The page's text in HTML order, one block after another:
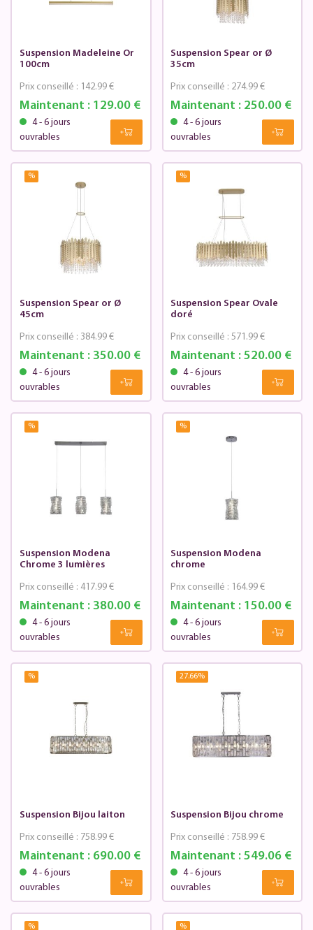
Suspension Madeleine Or
100cm
Maintenant :129.00 €
Prix conseillé : 142.99 €
4 - 6 jours
ouvrables
Suspension Spear or Ø
35cm
Maintenant : 250.00 €
Prix conseillé : 274.99 €
4 - 6 jours
ouvrables
%
Suspension Spear or Ø
45cm
Maintenant :350.00 €
Prix conseillé : 384.99 €
4 - 6 jours
ouvrables
%
Suspension Spear Ovale
doré
Maintenant : 520.00 €
Prix conseillé : 571.99 €
4 - 6 jours
ouvrables
%
Suspension Modena
Chrome 3 lumières
Maintenant :380.00 €
Prix conseillé : 417.99 €
4 - 6 jours
ouvrables
%
Suspension Modena
chrome
Maintenant : 150.00 €
Prix conseillé : 164.99 €
4 - 6 jours
ouvrables
%
Suspension Bijou laiton
Maintenant :690.00 €
Prix conseillé : 758.99 €
4 - 6 jours
ouvrables
27.66%
Suspension Bijou chrome
Maintenant : 549.06 €
Prix conseillé : 758.99 €
4 - 6 jours
ouvrables
% %